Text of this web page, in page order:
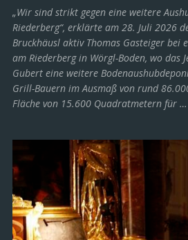
„Wir sind strikt gegen eine weitere
Riederberg“, erklärte am 28. Juli 2026
Bruckhäusl aktiv Thomas Gasteiger bei
am Riederberg in Wörgl-Boden, wo das
Gubert eine weitere
Grill-Bauern im Ausmaß von rund
Fläche von 15.600 Quadratmetern für …